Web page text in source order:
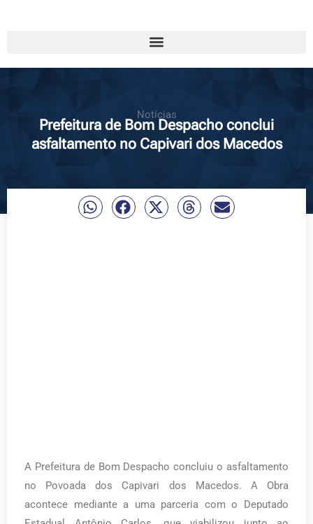
Notícias
Prefeitura de Bom Despacho conclui
asfaltamento no Capivari dos Macedos
A Prefeitura de Bom Despacho concluiu o asfaltamento
no Povoada dos Capivari dos Macedos. A Obra
acontece mediante a uma parceria com o Deputado